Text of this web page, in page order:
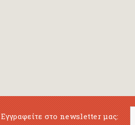
Εγγραφείτε στο newsletter μας: